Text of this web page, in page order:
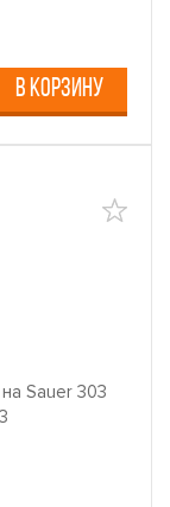
В КОРЗИНУ
Sauer 303